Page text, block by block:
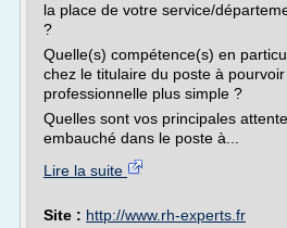
la place de votre service/
?
Quelle(s) compétence(s) en
chez le titulaire du poste à
professionnelle plus simple ?
Quelles sont vos principales
embauché dans le poste à...
Lire la suite
Site : http://www.rh-experts.fr